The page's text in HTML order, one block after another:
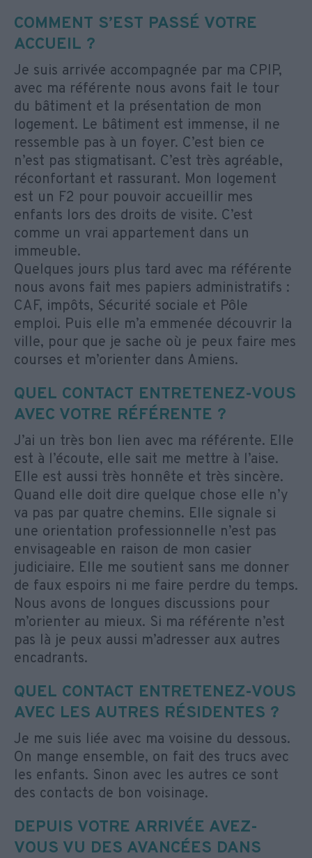
COMMENT S’EST PASSÉ VOTRE
ACCUEIL ?
Je suis arrivée accompagnée par ma CPIP,
avec ma référente nous avons fait le tour
du bâtiment et la présentation de mon
logement. Le bâtiment est immense, il ne
ressemble pas à un foyer. C’est bien ce
n’est pas stigmatisant. C’est très agréable,
réconfortant et rassurant. Mon logement
est un F2 pour pouvoir accueillir mes
enfants lors des droits de visite. C’est
comme un vrai appartement dans un
immeuble.
Quelques jours plus tard avec ma référente
nous avons fait mes papiers administratifs :
CAF, impôts, Sécurité sociale et Pôle
emploi. Puis elle m’a emmenée découvrir la
ville, pour que je sache où je peux faire mes
courses et m’orienter dans Amiens.
QUEL CONTACT ENTRETENEZ-VOUS
AVEC VOTRE RÉFÉRENTE ?
J’ai un très bon lien avec ma référente. Elle
est à l’écoute, elle sait me mettre à l’aise.
Elle est aussi très honnête et très sincère.
Quand elle doit dire quelque chose elle n’y
va pas par quatre chemins. Elle signale si
une orientation professionnelle n’est pas
envisageable en raison de mon casier
judiciaire. Elle me soutient sans me donner
de faux espoirs ni me faire perdre du temps.
Nous avons de longues discussions pour
m’orienter au mieux. Si ma référente n’est
pas là je peux aussi m’adresser aux autres
encadrants.
QUEL CONTACT ENTRETENEZ-VOUS
AVEC LES AUTRES RÉSIDENTES ?
Je me suis liée avec ma voisine du dessous.
On mange ensemble, on fait des trucs avec
les enfants. Sinon avec les autres ce sont
des contacts de bon voisinage.
DEPUIS VOTRE ARRIVÉE AVEZ-
VOUS VU DES AVANCÉES DANS